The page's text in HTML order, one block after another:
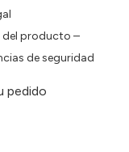
del producto –
de seguridad
pedido